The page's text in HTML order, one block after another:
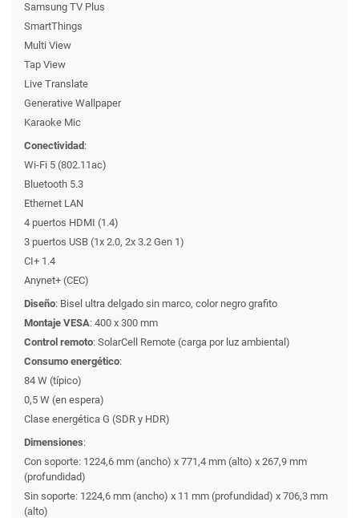
Samsung TV Plus
SmartThings
Multi View
Tap View
Live Translate
Generative Wallpaper
Karaoke Mic
Conectividad :
Wi-Fi 5 (802.11ac)
Bluetooth 5.3
Ethernet LAN
4 puertos HDMI (1.4)
3 puertos USB (1x 2.0, 2x 3.2 Gen 1)
CI+ 1.4
Anynet+ (CEC)
Diseño: Bisel ultra delgado sin marco, color negro grafito
Montaje VESA: 400 x 300 mm
Control remoto: SolarCell Remote (carga por luz ambiental)
Consumo energético:
84 W (típico)
0,5 W (en espera)
Clase energética G (SDR y HDR)
Dimensiones:
Con soporte: 1224,6 mm (ancho) x 771,4 mm (alto) x 267,9 mm
(profundidad)
Sin soporte: 1224,6 mm (ancho) x 11 mm (profundidad) x 706,3 mm
(alto)